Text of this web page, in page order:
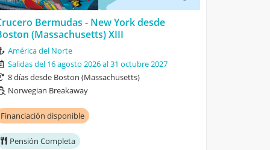
Bermudas - New York desde
(Massachusetts) XIII
América del Norte
Salidas del 16 agosto 2026 al 31 octubre 2027
8 días desde Boston (Massachusetts)
Norwegian Breakaway
Financiación disponible
Pensión Completa